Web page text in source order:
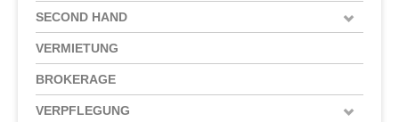
SECOND HAND
VERMIETUNG
BROKERAGE
VERPFLEGUNG